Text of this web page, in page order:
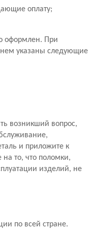
оплату;
оформлен. При
нем указаны следующие
возникший вопрос,
и приложите к
то, что поломки,
изделий, не
по всей стране.